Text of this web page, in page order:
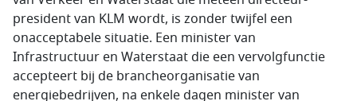
president van KLM wordt, is zonder twijfel een
onacceptabele situatie. Een minister van
Infrastructuur en Waterstaat die een vervolgfunctie
accepteert bij de brancheorganisatie van
energiebedrijven, na enkele dagen minister van